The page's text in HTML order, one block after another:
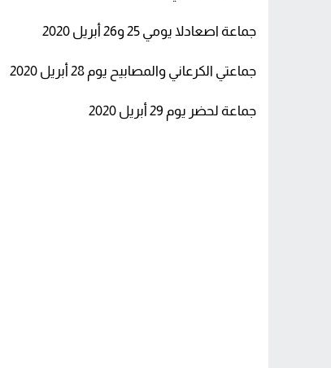
جماعة اصعادلا يومي 25 و26 أبريل 2020
جماعتي الكرعاني والمصابيح يوم 28 أبريل 2020
جماعة لحضر يوم 29 أبريل 2020